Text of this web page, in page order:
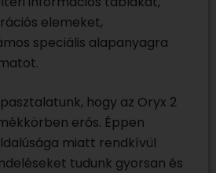
elemeket,
speciális alapanyagra
hogy az Oryx 2
erős. Éppen
miatt rendkívül
tudunk gyorsan és